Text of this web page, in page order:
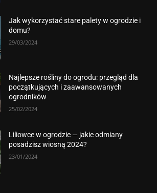
Jak wykorzystać stare palety w ogrodzie i
domu?
29/03/2024
Najlepsze rośliny do ogrodu: przegląd dla
początkujących i zaawansowanych
ogrodników
25/02/2024
Liliowce w ogrodzie — jakie odmiany
posadzisz wiosną 2024?
23/01/2024